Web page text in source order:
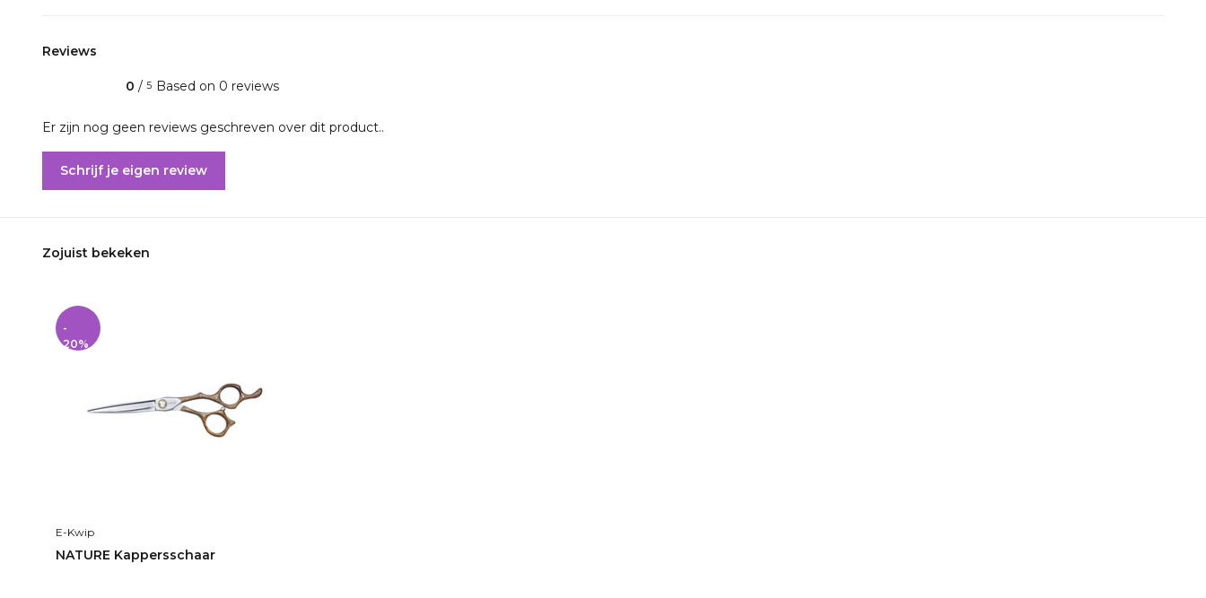
Reviews
0 / 5 Based on 0 reviews
Er zijn nog geen reviews geschreven over dit product..
Schrijf je eigen review
Zojuist bekeken
-
20%
E-Kwip
NATURE Kappersschaar